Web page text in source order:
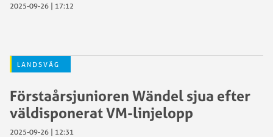
2025-09-26 | 17:12
LANDSVÄG
Förstaårsjunioren Wändel sjua efter
väldisponerat VM-linjelopp
2025-09-26 | 12:31